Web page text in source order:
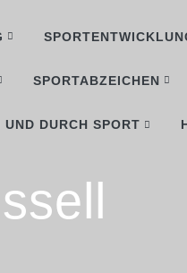
SPORTABZEICHEN
DURCH SPORT